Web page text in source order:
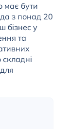
має бути
з понад 20
бізнес у
та